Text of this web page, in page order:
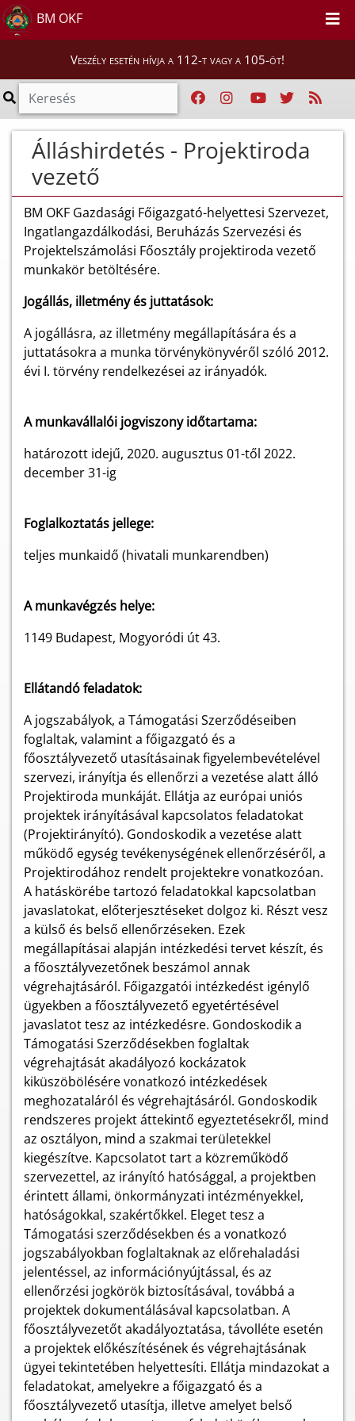
BM OKF
Veszély esetén hívja a 112-t vagy a 105-öt!
Álláshirdetés - Projektiroda
vezető
BM OKF Gazdasági Főigazgató-helyettesi Szervezet,
Ingatlangazdálkodási, Beruházás Szervezési és
Projektelszámolási Főosztály projektiroda vezető
munkakör betöltésére.
Jogállás, illetmény és juttatások:
A jogállásra, az illetmény megállapítására és a
juttatásokra a munka törvénykönyvéről szóló 2012.
évi I. törvény rendelkezései az irányadók.
A munkavállalói jogviszony időtartama:
határozott idejű, 2020. augusztus 01-től 2022.
december 31-ig
Foglalkoztatás jellege:
teljes munkaidő (hivatali munkarendben)
A munkavégzés helye:
1149 Budapest, Mogyoródi út 43.
Ellátandó feladatok:
A jogszabályok, a Támogatási Szerződéseiben
foglaltak, valamint a főigazgató és a
főosztályvezető utasításainak figyelembevételével
szervezi, irányítja és ellenőrzi a vezetése alatt álló
Projektiroda munkáját. Ellátja az európai uniós
projektek irányításával kapcsolatos feladatokat
(Projektirányító). Gondoskodik a vezetése alatt
működő egység tevékenységének ellenőrzéséről, a
Projektirodához rendelt projektekre vonatkozóan.
A hatáskörébe tartozó feladatokkal kapcsolatban
javaslatokat, előterjesztéseket dolgoz ki. Részt vesz
a külső és belső ellenőrzéseken. Ezek
megállapításai alapján intézkedési tervet készít, és
a főosztályvezetőnek beszámol annak
végrehajtásáról. Főigazgatói intézkedést igénylő
ügyekben a főosztályvezető egyetértésével
javaslatot tesz az intézkedésre. Gondoskodik a
Támogatási Szerződésekben foglaltak
végrehajtását akadályozó kockázatok
kiküszöbölésére vonatkozó intézkedések
meghozataláról és végrehajtásáról. Gondoskodik
rendszeres projekt áttekintő egyeztetésekről, mind
az osztályon, mind a szakmai területekkel
kiegészítve. Kapcsolatot tart a közreműködő
szervezettel, az irányító hatósággal, a projektben
érintett állami, önkormányzati intézményekkel,
hatóságokkal, szakértőkkel. Eleget tesz a
Támogatási szerződésekben és a vonatkozó
jogszabályokban foglaltaknak az előrehaladási
jelentéssel, az információnyújtással, és az
ellenőrzési jogkörök biztosításával, továbbá a
projektek dokumentálásával kapcsolatban. A
főosztályvezetőt akadályoztatása, távolléte esetén
a projektek előkészítésének és végrehajtásának
ügyei tekintetében helyettesíti. Ellátja mindazokat a
feladatokat, amelyekre a főigazgató és a
főosztályvezető utasítja, illetve amelyet belső